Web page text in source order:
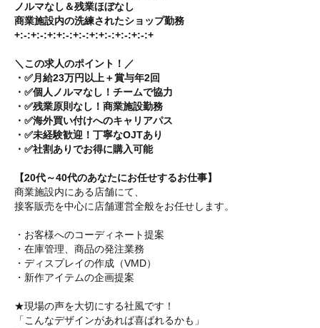
ノルマなし＆残業ほぼなし
商業施設内の洗練されたショップ勤務
+:-:+:-:+:+:-:+:-:+:+:-:+:-:+:-:+
＼この求人のポイント！／
・✅月給23万円以上＋賞与年2回
・✅個人ノルマなし！チームで協力
・✅残業原則なし！商業施設勤務
・✅海外買い付けへのキャリアパス
・✅未経験歓迎！丁寧なOJTあり
・✅社割ありでお得に購入可能
【20代～40代のあなたにお任せするお仕事】
商業施設内にある店舗にて、
接客販売を中心に店舗運営全般をお任せします。
・お客様へのコーディネート提案
・在庫管理、商品の発注業務
・ディスプレイの作成（VMD）
・新作アイテムの企画提案
★現場の声を大切にする社風です！
「こんなデザインがあれば喜ばれるかも」